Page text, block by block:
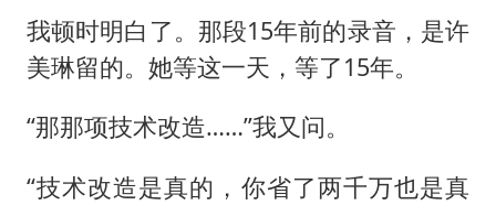
我顿时明白了。那段15年前的录音，是许
美琳留的。她等这一天，等了15年。
“那那项技术改造……”我又问。
“技术改造是真的，你省了两千万也是真